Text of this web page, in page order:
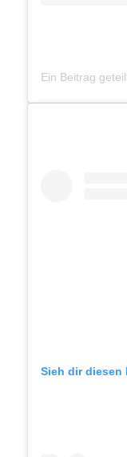
Sieh dir diesen